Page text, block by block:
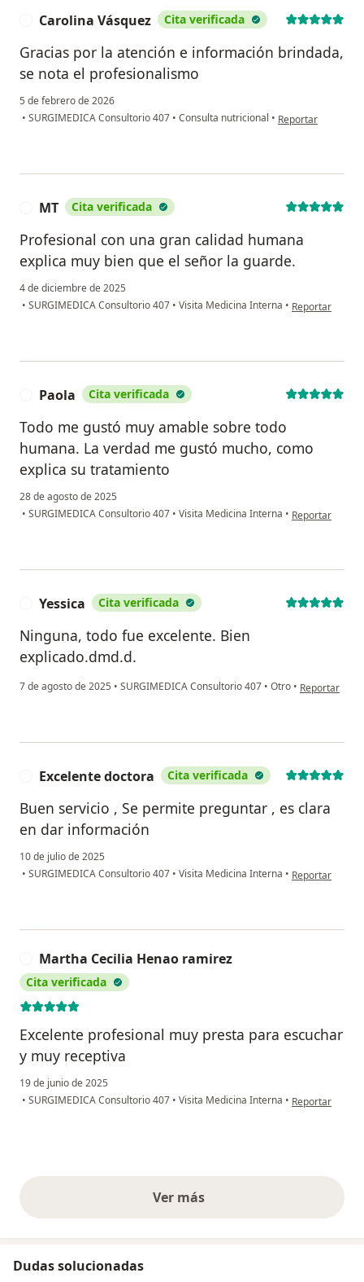
Carolina Vásquez Cita verificada
Gracias por la atención e información brindada,
se nota el profesionalismo
5 de febrero de 2026
• SURGIMEDICA Consultorio 407 • Consulta nutricional • en opinión del
Reportar
MT Cita verificada
Profesional con una gran calidad humana
explica muy bien que el señor la guarde.
4 de diciembre de 2025
• SURGIMEDICA Consultorio 407 • Visita Medicina Interna • en opinión del
Reportar
Paola Cita verificada
Todo me gustó muy amable sobre todo
humana. La verdad me gustó mucho, como
explica su tratamiento
28 de agosto de 2025
• SURGIMEDICA Consultorio 407 • Visita Medicina Interna • en opinión del
Reportar
Yessica Cita verificada
Ninguna, todo fue excelente. Bien
explicado.dmd.d.
7 de agosto de 2025 • SURGIMEDICA Consultorio 407 • Otro • en opinión
Reportar
Excelente doctora Cita verificada
Buen servicio , Se permite preguntar , es clara
en dar información
10 de julio de 2025
• SURGIMEDICA Consultorio 407 • Visita Medicina Interna • en opinión del
Reportar
Martha Cecilia Henao ramirez
Cita verificada
Excelente profesional muy presta para escuchar
y muy receptiva
19 de junio de 2025
• SURGIMEDICA Consultorio 407 • Visita Medicina Interna • en opinión del
Reportar
Ver másopiniones anteriores
Dudas solucionadas